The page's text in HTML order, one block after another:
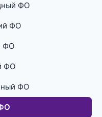
ФО
ФО
ФО
ФО
ФО